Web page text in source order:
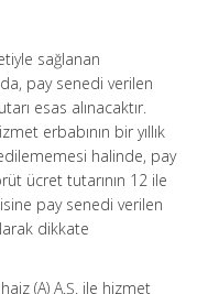
sağlanan
pay senedi verilen
esas alınacaktır.
erbabının bir yıllık
halinde, pay
ücret tutarının 12 ile
pay senedi verilen
dikkate
(A) A.Ş. ile hizmet